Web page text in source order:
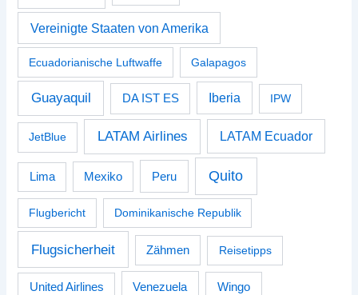
Vereinigte Staaten von Amerika
Ecuadorianische Luftwaffe Galapagos
Guayaquil DA IST ES Iberia IPW
JetBlue LATAM Airlines LATAM Ecuador
Lima Mexiko Peru Quito
Flugbericht Dominikanische Republik
Flugsicherheit Zähmen Reisetipps
United Airlines Venezuela Wingo